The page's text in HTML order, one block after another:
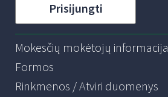
Prisijungti
Mokesčių mokėtojų informacija
Formos
Rinkmenos / Atviri duomenys